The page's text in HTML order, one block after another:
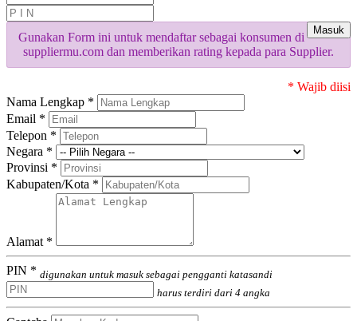
Masuk
Gunakan Form ini untuk mendaftar sebagai konsumen di
suppliermu.com dan memberikan rating kepada para Supplier.
* Wajib diisi
Nama Lengkap *
Email *
Telepon *
Negara *
Provinsi *
Kabupaten/Kota *
Alamat *
PIN * digunakan untuk masuk sebagai pengganti katasandi
harus terdiri dari 4 angka